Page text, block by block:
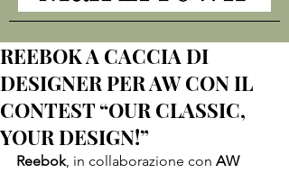
REEBOK A CACCIA DI
DESIGNER PER AW CON IL
CONTEST “OUR CLASSIC,
YOUR DESIGN!”
Reebok, in collaborazione con AW